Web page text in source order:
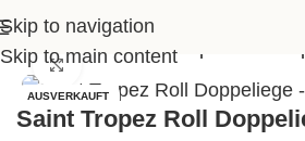
Skip to navigation
Skip to main content
Daybeds>Saint Tropez Roll
AUSVERKAUFT
Klick zum Vergrößern
Saint Tropez Roll